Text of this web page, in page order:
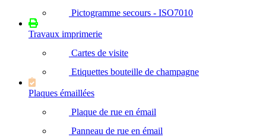
Pictogramme secours - ISO7010
Travaux imprimerie
Cartes de visite
Etiquettes bouteille de champagne
Plaques émaillées
Plaque de rue en émail
Panneau de rue en émail